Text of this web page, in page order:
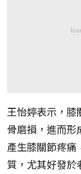
王怡婷表示，膝
骨磨損，進而形
產生膝關節疼痛
質，尤其好發於